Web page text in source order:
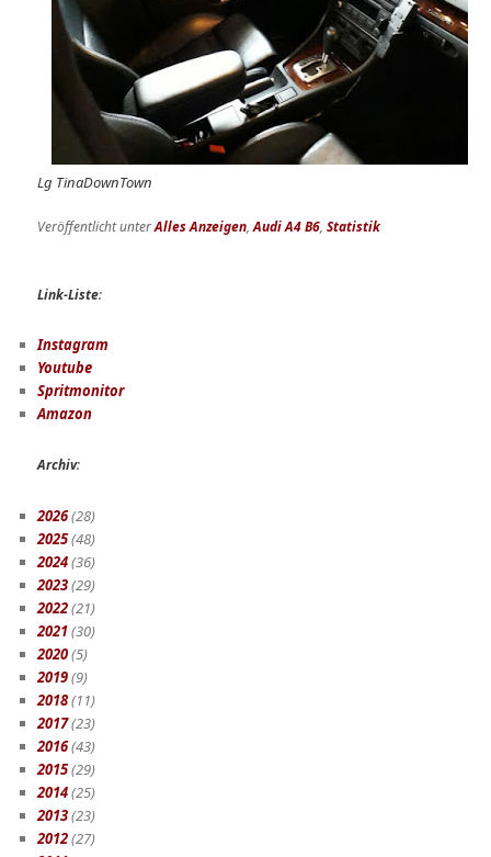
Lg TinaDownTown
Veröffentlicht unterAlles Anzeigen,Audi A4 B6,Statistik
Link-Liste:
Instagram
Youtube
Spritmonitor
Amazon
Archiv:
2026(28)
2025(48)
2024(36)
2023(29)
2022(21)
2021(30)
2020(5)
2019(9)
2018(11)
2017(23)
2016(43)
2015(29)
2014(25)
2013(23)
2012(27)